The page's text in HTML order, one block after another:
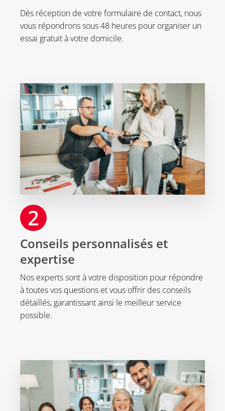
Dès réception de votre formulaire de contact, nous
vous répondrons sous 48 heures pour organiser un
essai gratuit à votre domicile.
2
Conseils personnalisés et
expertise
Nos experts sont à votre disposition pour répondre
à toutes vos questions et vous offrir des conseils
détaillés, garantissant ainsi le meilleur service
possible.